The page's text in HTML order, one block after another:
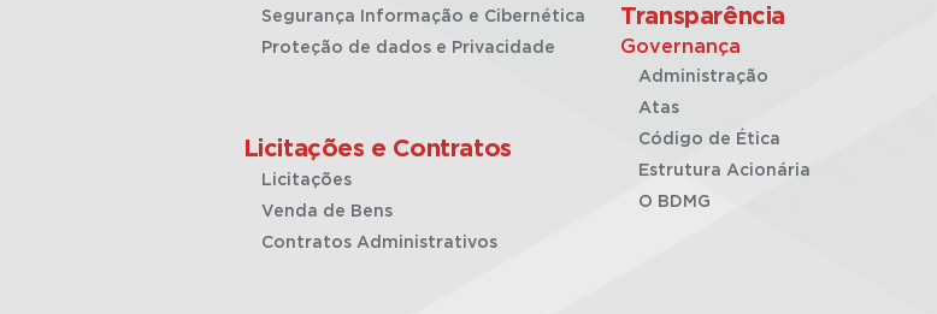
Segurança Informação e Cibernética
Proteção de dados e Privacidade
Licitações e Contratos
Licitações
Venda de Bens
Contratos Administrativos
Transparência
Governança
Administração
Atas
Código de Ética
Estrutura Acionária
O BDMG